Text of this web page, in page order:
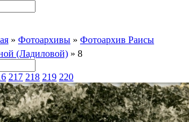
» Фотоархивы » Фотоархив Раисы
(Ладиловой) » 8
217 218 219 220